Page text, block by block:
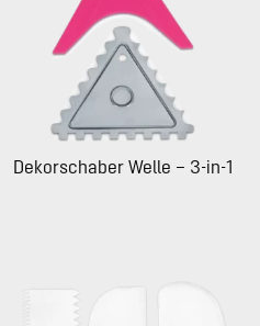
Dekorschaber Welle – 3-in-1